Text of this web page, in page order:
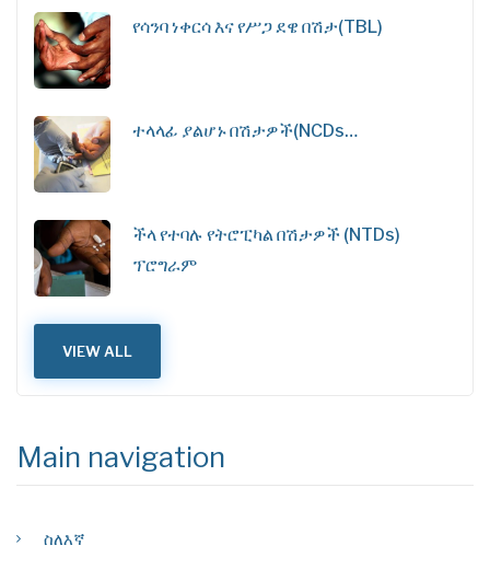
የሳንባ ነቀርሳ እና የሥጋ ደዌ በሽታ(TBL)
ተላላፊ ያልሆኑ በሽታዎች(NCDs…
ችላ የተባሉ የትሮፒካል በሽታዎች (NTDs)
ፕሮግራም
VIEW ALL
Main navigation
ስለእኛ